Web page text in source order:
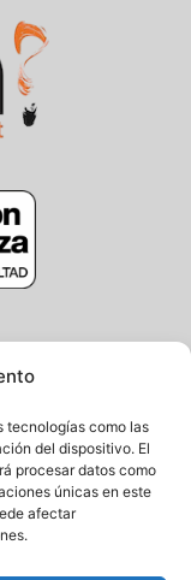
tecnologías como las
del dispositivo. El
procesar datos como
únicas en este
afectar
3, Gros
014 791